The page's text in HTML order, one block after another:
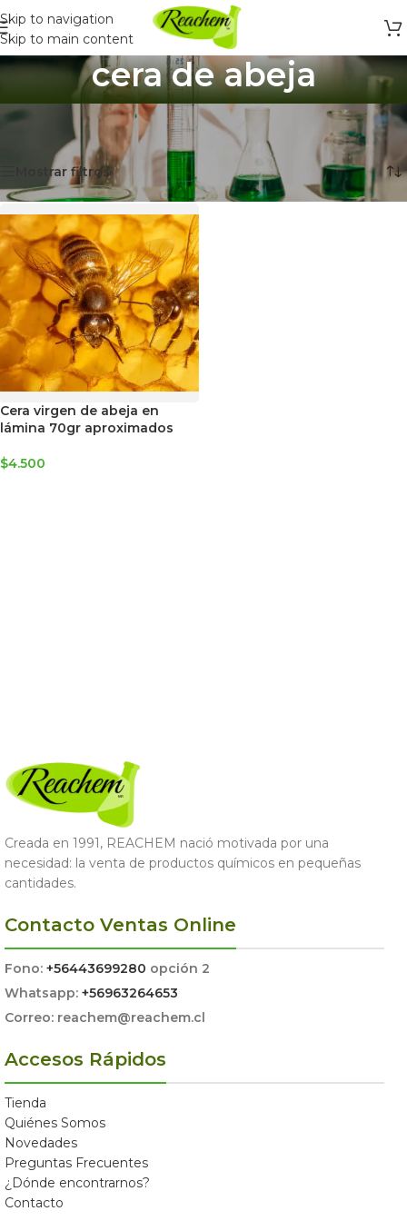
Skip to navigation
Skip to main content
cera de abeja
Inicio
Productos etiquetados “cera de abeja”
Mostrando el único resultado
Mostrar filtros
Cera virgen de abeja en
lámina 70gr aproximados
$4.500
Creada en 1991, REACHEM nació motivada por una
necesidad: la venta de productos químicos en pequeñas
cantidades.
Contacto Ventas Online
Fono: +56443699280 opción 2
Whatsapp: +56963264653
Correo: reachem@reachem.cl
Accesos Rápidos
Tienda
Quiénes Somos
Novedades
Preguntas Frecuentes
¿Dónde encontrarnos?
Contacto